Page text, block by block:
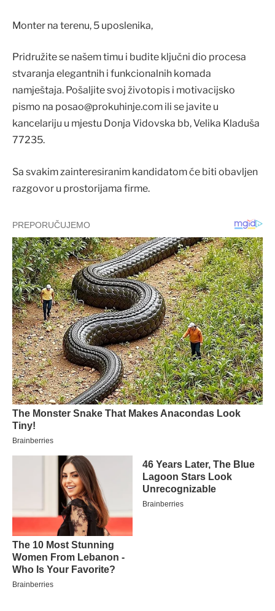
Monter na terenu, 5 uposlenika,
Pridružite se našem timu i budite ključni dio procesa
stvaranja elegantnih i funkcionalnih komada
namještaja. Pošaljite svoj životopis i motivacijsko
pismo na posao@prokuhinje.com ili se javite u
kancelariju u mjestu Donja Vidovska bb, Velika Kladuša
77235.
Sa svakim zainteresiranim kandidatom će biti obavljen
razgovor u prostorijama firme.